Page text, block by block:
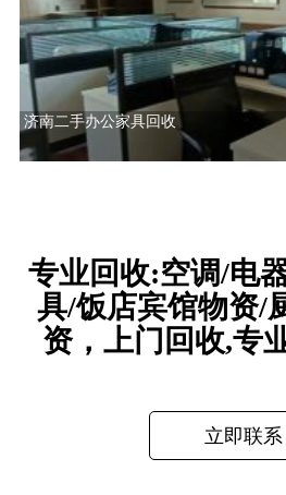
济南二手办公家具回收
专业回收:空调/电
具/饭店宾馆物资/
资，上门回收,专
立即联系